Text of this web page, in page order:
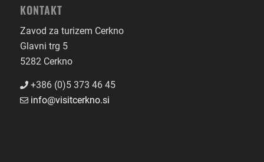
KONTAKT
Zavod za turizem Cerkno
Glavni trg 5
5282 Cerkno
+386 (0)5 373 46 45
info@visitcerkno.si